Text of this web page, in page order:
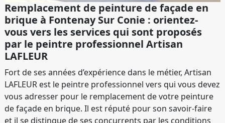
Remplacement de peinture de façade en
brique à Fontenay Sur Conie : orientez-
vous vers les services qui sont proposés
par le peintre professionnel Artisan
LAFLEUR
Fort de ses années d’expérience dans le métier, Artisan
LAFLEUR est le peintre professionnel vers qui vous devez
vous adresser pour le remplacement de votre peinture
de façade en brique. Il est réputé pour son savoir-faire
et il se distingue de ses concurrents par les conditions